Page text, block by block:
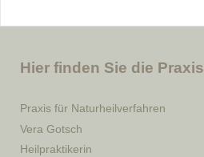
Hier finden Sie die Praxis
Praxis für Naturheilverfahren
Vera Gotsch
Heilpraktikerin